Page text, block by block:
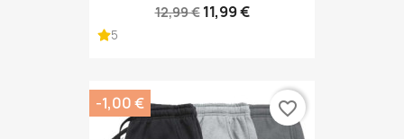
12,99 € 11,99 €
5
-1,00 € favorite_border